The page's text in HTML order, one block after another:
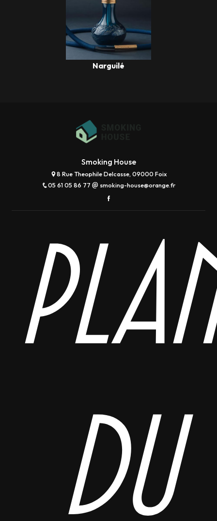
Narguilé
Smoking House
8 Rue Theophile Delcasse, 09000 Foix
05 61 05 86 77
smoking-house@orange.fr
du